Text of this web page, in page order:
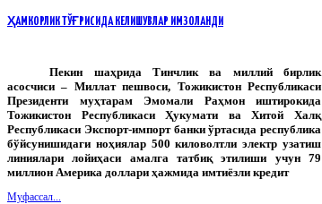
ҲАМКОРЛИК ТЎҒРИСИДА КЕЛИШУВЛАР ИМЗОЛАНДИ
Пекин шаҳрида Тинчлик ва миллий бирлик
асосчиси – Миллат пешвоси, Тожикистон Республикаси
Президенти муҳтарам Эмомали Раҳмон иштирокида
Тожикистон Республикаси Ҳукумати ва Хитой Халқ
Республикаси Экспорт-импорт банки ўртасида республика
бўйсунишидаги ноҳиялар 500 киловолтли электр узатиш
линиялари лойиҳаси амалга татбиқ этилиши учун 79
миллион Америка доллари ҳажмида имтиёзли кредит
Муфассал...